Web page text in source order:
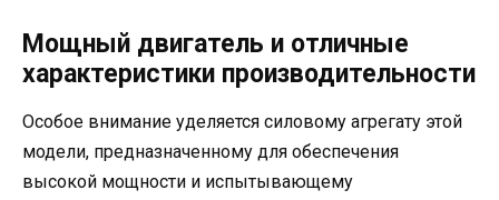
Мощный двигатель и отличные
характеристики производительности
Особое внимание уделяется силовому агрегату этой
модели, предназначенному для обеспечения
высокой мощности и испытывающему